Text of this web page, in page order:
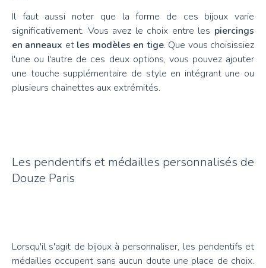
Il faut aussi noter que la forme de ces bijoux varie
significativement. Vous avez le choix entre les piercings
en anneaux et les modèles en tige. Que vous choisissiez
l'une ou l'autre de ces deux options, vous pouvez ajouter
une touche supplémentaire de style en intégrant une ou
plusieurs chainettes aux extrémités.
Les pendentifs et médailles personnalisés de
Douze Paris
Lorsqu'il s'agit de bijoux à personnaliser, les pendentifs et
médailles occupent sans aucun doute une place de choix.